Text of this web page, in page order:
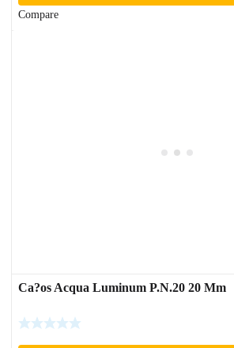
Compare
Ca?os Acqua Luminum P.N.20 20 Mm